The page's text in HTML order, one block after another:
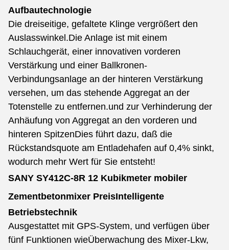
Aufbautechnologie
Die dreiseitige, gefaltete Klinge vergrößert den
Auslasswinkel.Die Anlage ist mit einem
Schlauchgerät, einer innovativen vorderen
Verstärkung und einer Ballkronen-
Verbindungsanlage an der hinteren Verstärkung
versehen, um das stehende Aggregat an der
Totenstelle zu entfernen.und zur Verhinderung der
Anhäufung von Aggregat an den vorderen und
hinteren SpitzenDies führt dazu, daß die
Rückstandsquote am Entladehafen auf 0,4% sinkt,
wodurch mehr Wert für Sie entsteht!
SANY SY412C-8R 12 Kubikmeter mobiler
Zementbetonmixer PreisIntelligente
Betriebstechnik
Ausgestattet mit GPS-System, und verfügen über
fünf Funktionen wieÜberwachung des Mixer-Lkw,